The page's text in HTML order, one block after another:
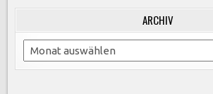
ARCHIV
Archiv